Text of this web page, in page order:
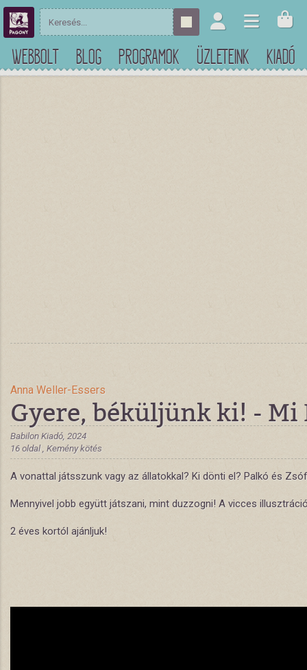
WEBBOLT BLOG PROGRAMOK ÜZLETEINK KIADÓ
Anna Weller-Essers
Gyere, béküljünk ki! -
Babilon Kiadó, 2024
16 oldal , Kemény kötés
A vonattal játsszunk vagy az állatokkal? Ki dönti el? Palkó és
Mennyivel jobb együtt játszani, mint duzzogni! A vicces
2 éves kortól ajánljuk!